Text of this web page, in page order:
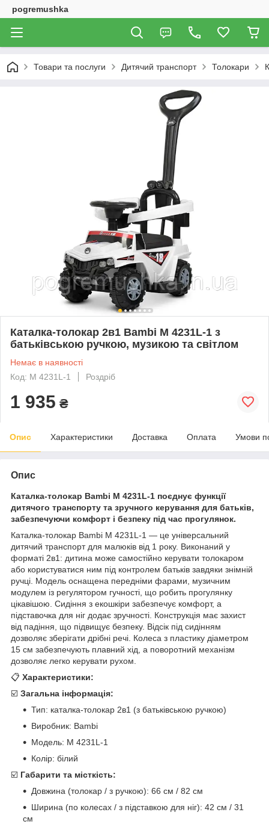
pogremushka
Товари та послуги Дитячий транспорт Толокари
Каталка-толокар 2в1 Bambi M 4231L-1 з
батьківською ручкою, музикою та світлом
Немає в наявності
Код: M 4231L-1
Роздріб
1 935 ₴
Опис Характеристики Доставка Оплата Умови
Опис
Каталка-толокар Bambi M 4231L-1 поєднує функції
дитячого транспорту та зручного керування для батьків,
забезпечуючи комфорт і безпеку під час прогулянок.
Каталка-толокар Bambi M 4231L-1 — це універсальний
дитячий транспорт для малюків від 1 року. Виконаний у
форматі 2в1: дитина може самостійно керувати толокаром
або користуватися ним під контролем батьків завдяки знімній
ручці. Модель оснащена передніми фарами, музичним
модулем із регулятором гучності, що робить прогулянку
цікавішою. Сидіння з екошкіри забезпечує комфорт, а
підставочка для ніг додає зручності. Конструкція має захист
від падіння, що підвищує безпеку. Відсік під сидінням
дозволяє зберігати дрібні речі. Колеса з пластику діаметром
15 см забезпечують плавний хід, а поворотний механізм
дозволяє легко керувати рухом.
📋 Характеристики:
☑️ Загальна інформація:
Тип: каталка-толокар 2в1 (з батьківською ручкою)
Виробник: Bambi
Модель: M 4231L-1
Колір: білий
☑️ Габарити та місткість:
Довжина (толокар / з ручкою): 66 см / 82 см
Ширина (по колесах / з підставкою для ніг): 42 см / 31
см